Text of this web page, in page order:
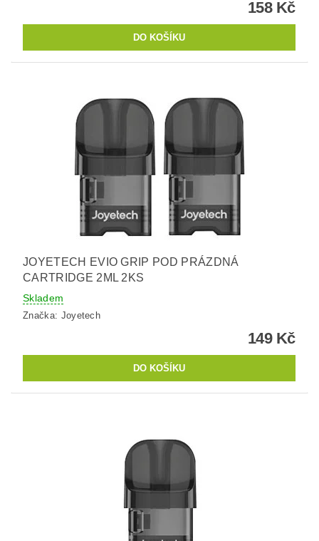
158 Kč
JOYETECH EVIO GRIP POD PRÁZDNÁ
CARTRIDGE 2ML 2KS
Skladem
Značka: Joyetech
149 Kč